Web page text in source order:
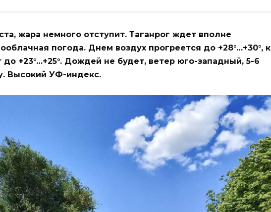
жара немного отступит. Таганрог ждет вполне
погода. Днем воздух прогреется до +28°…+30°, к
+23°…+25°. Дождей не будет, ветер юго-западный, 5-6
Высокий УФ-индекс.